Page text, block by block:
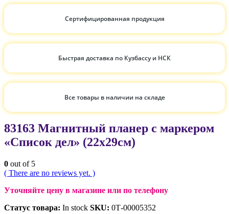
Сертифицированная продукция
Быстрая доставка по Кузбассу и НСК
Все товары в наличии на складе
83163 Магнитный планер с маркером
«Список дел» (22х29см)
0 out of 5
( There are no reviews yet. )
Уточняйте цену в магазине или по телефону
Статус товара: In stock SKU: 0Т-00005352